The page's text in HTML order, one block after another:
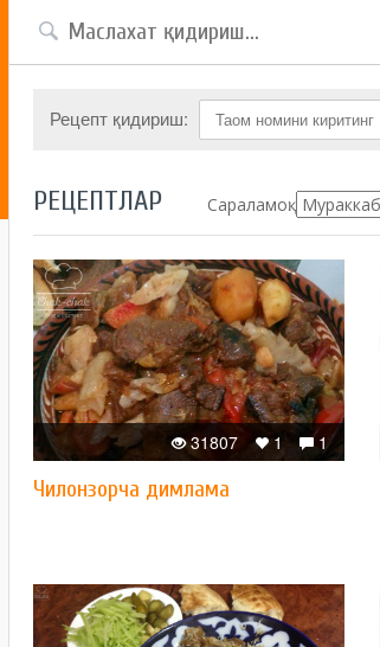
Рецепт қидириш:
РЕЦЕПТЛАР Сараламоқ:
1
1
31807
Чилонзорча димлама